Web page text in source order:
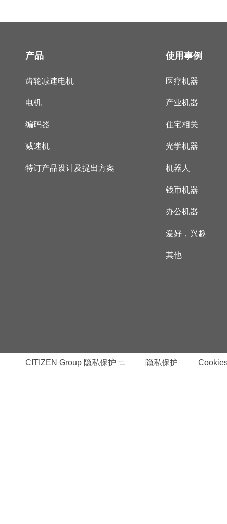
产品
齿轮减速电机
电机
编码器
减速机
特订产品设计及提出方案
使用事例
医疗机器
产业机器
住宅相关
光学机器
机器人
钱币机器
办公机器
爱好，兴趣
其他
CITIZEN Group 隐私保护 隐私保护